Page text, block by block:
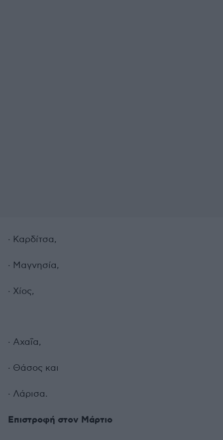
· Καρδίτσα,
· Μαγνησία,
· Χίος,
· Αχαΐα,
· Θάσος και
· Λάρισα.
Επιστροφή στον Μάρτιο